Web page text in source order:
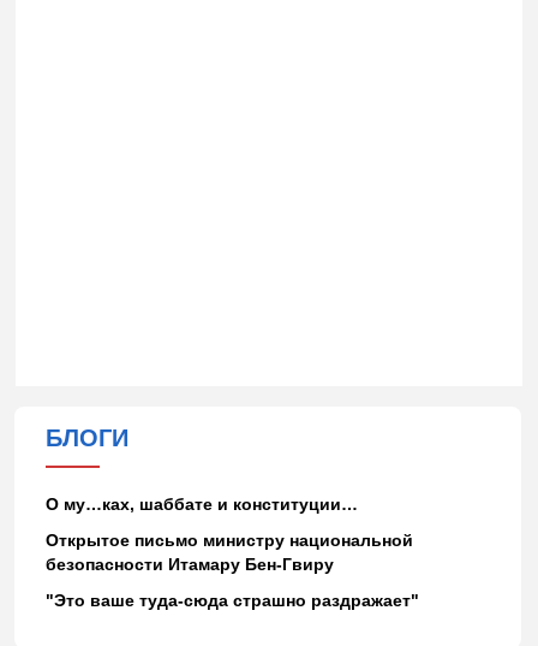
БЛОГИ
О му…ках, шаббате и конституции…
Открытое письмо министру национальной
безопасности Итамару Бен-Гвиру
"Это ваше туда-сюда страшно раздражает"